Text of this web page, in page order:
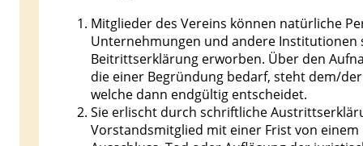
Mitglieder des Vereins können natürliche
Unternehmungen und andere
Beitrittserklärung erworben. Über den
die einer Begründung bedarf, steht dem/
welche dann endgültig entscheidet.
Sie erlischt durch schriftliche
Vorstandsmitglied mit einer Frist von